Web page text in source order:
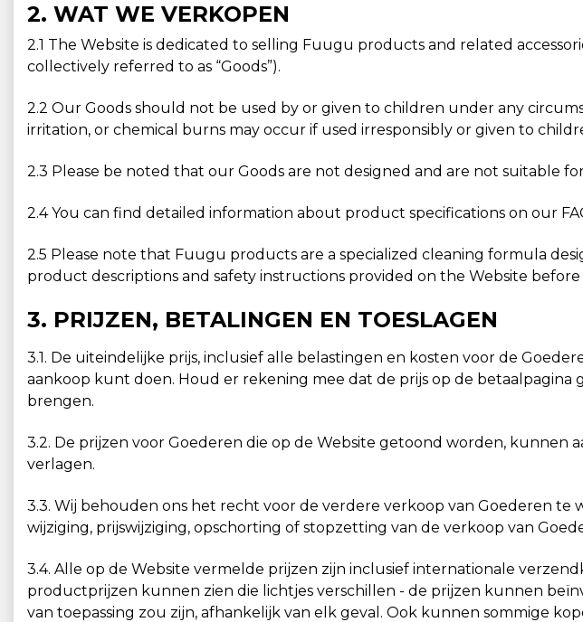
2. WAT WE VERKOPEN
2.1 The Website is dedicated to selling Fuugu products and related
collectively referred to as “Goods”).
2.2 Our Goods should not be used by or given to children under any
irritation, or chemical burns may occur if used irresponsibly or given to
2.3 Please be noted that our Goods are not designed and are not suitable
2.4 You can find detailed information about product specifications on our
2.5 Please note that Fuugu products are a specialized cleaning formula
product descriptions and safety instructions provided on the Website
3. PRIJZEN, BETALINGEN EN TOESLAGEN
3.1. De uiteindelijke prijs, inclusief alle belastingen en kosten voor de
aankoop kunt doen. Houd er rekening mee dat de prijs op de
brengen.
3.2. De prijzen voor Goederen die op de Website getoond worden,
verlagen.
3.3. Wij behouden ons het recht voor de verdere verkoop van Goederen
wijziging, prijswijziging, opschorting of stopzetting van de verkoop van
3.4. Alle op de Website vermelde prijzen zijn inclusief internationale
productprijzen kunnen zien die lichtjes verschillen - de prijzen kunnen
van toepassing zou zijn, afhankelijk van elk geval. Ook kunnen sommige